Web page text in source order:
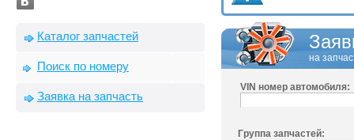
Каталог запчастей
Поиск по номеру
Заявка на запчасть
на
VIN номер автомобиля:
Группа запчастей: